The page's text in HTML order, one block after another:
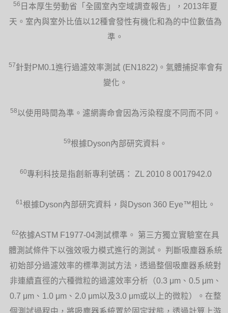
56 日本厚生勞動省「全國室內空域調查報告」，2013年夏
天。室內與室外比值以12種會發性有機化和為的中位數值為
準。
57針對PM0.1進行過濾效率測試 (EN1822)。氣體捕捉率會有
變化。
58以使用時間為準。濾網壽命會因為污染程度不同而不同。
59根據Dyson內部研究資料。
60專利科技是指創新專利號碼： ZL 2010 8 0017942.0
61 根據Dyson內部研究資料，與Dyson 360 Eye™相比。
62依據ASTM F1977-04測試標準。 第三方獨立實驗室在具
體測試條件下以強效吸力模式進行的測試。 判斷吸塵器系統
初始部分過濾效率的標準測試方法，透過整個吸塵器系統對
非連續直徑的六種微粒的過濾效率分析（0.3 μm、0.5 μm、
0.7 μm、1.0 μm、2.0 μm以及3.0 μm或以上的微粒）。在整